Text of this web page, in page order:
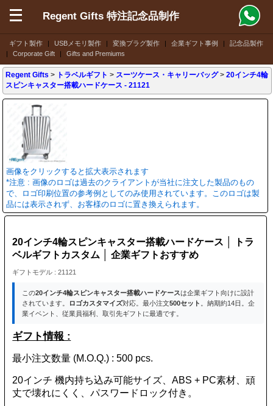
ギフト製作 | USBメモリ製作 | 変換プラグ製作 | 企業ギフト事例 |
記念品製作
|
Corporate Gift | Gifts and Premiums
Regent Gifts 特注記念品制作
Regent Gifts > トラベルギフト > スーツケース・キャリーバッグ >20インチ4輪
スピンキャスター搭載ハードケース - 21121
画像をクリックすると拡大表示されます
*注意 : 画像のロゴは過去のクライアントが当社に注文した製品のもの
で、ロゴ印刷位置の参考例としてのみ使用されています。このロゴは製
品には表示されず、お客様のロゴに置き換えられます。
20インチ4輪スピンキャスター搭載ハードケース │ トラ
ベルギフトカスタム │ 企業ギフトおすすめ
ギフトモデル : 21121
この20インチ4輪スピンキャスター搭載ハードケースは企業ギフト向けに設計
されています。
ロゴカスタマイズ対応。最小注文500セット
。納期約14日。企
業イベント、従業員福利、取引先ギフトに最適です。
ギフト情報 :
最小注文数量 (M.O.Q.) : 500 pcs.
20インチ 機内持ち込み可能サイズ、ABS + PC素材、頑
丈で壊れにくく、パスワードロック付き。